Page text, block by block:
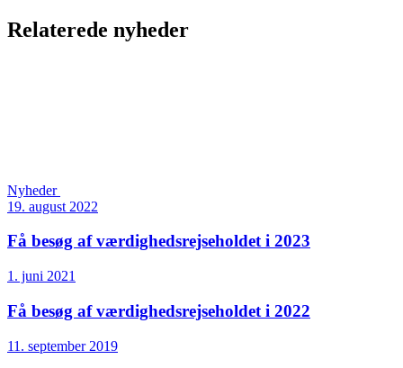
Relaterede nyheder
Nyheder
19. august 2022
Få besøg af værdighedsrejseholdet i 2023
1. juni 2021
Få besøg af værdighedsrejseholdet i 2022
11. september 2019